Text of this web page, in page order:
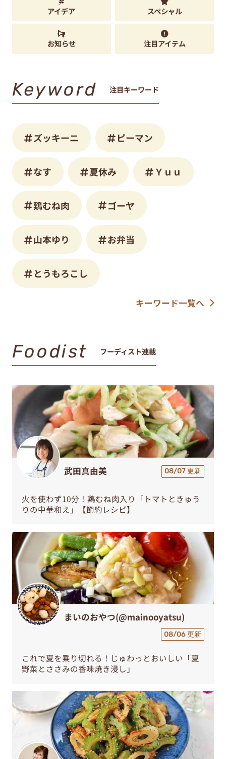
アイデア スペシャル
お知らせ 注目アイテム
Keyword 注目キーワード
ズッキーニ ピーマン
なす 夏休み Ｙｕｕ
鶏むね肉 ゴーヤ
山本ゆり お弁当
とうもろこし
キーワード一覧へ
Foodist フーディスト連載
武田真由美 08/07 更新
火を使わず10分！鶏むね肉入り「トマトときゅう
りの中華和え」【節約レシピ】
まいのおやつ(@mainooyatsu)
08/06 更新
これで夏を乗り切れる！じゅわっとおいしい「夏
野菜とささみの香味焼き浸し」